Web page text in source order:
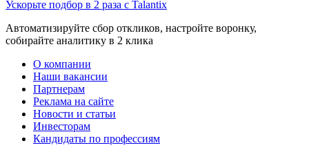
Ускорьте подбор в 2 раза с Talantix
Автоматизируйте сбор откликов, настройте воронку,
собирайте аналитику в 2 клика
О компании
Наши вакансии
Партнерам
Реклама на сайте
Новости и статьи
Инвесторам
Кандидаты по профессиям